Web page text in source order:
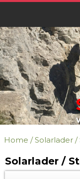
Home /Solarlader
Solarlader /